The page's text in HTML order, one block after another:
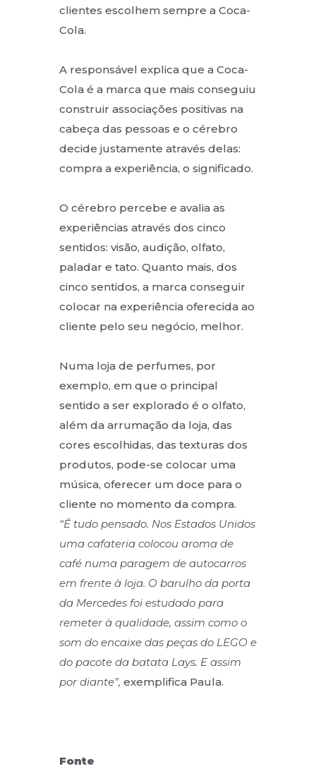
clientes escolhem sempre a Coca-
Cola.
A responsável explica que a Coca-
Cola é a marca que mais conseguiu
construir associações positivas na
cabeça das pessoas e o cérebro
decide justamente através delas:
compra a experiência, o significado.
O cérebro percebe e avalia as
experiências através dos cinco
sentidos: visão, audição, olfato,
paladar e tato. Quanto mais, dos
cinco sentidos, a marca conseguir
colocar na experiência oferecida ao
cliente pelo seu negócio, melhor.
Numa loja de perfumes, por
exemplo, em que o principal
sentido a ser explorado é o olfato,
além da arrumação da loja, das
cores escolhidas, das texturas dos
produtos, pode-se colocar uma
música, oferecer um doce para o
cliente no momento da compra.
“É tudo pensado. Nos Estados Unidos
uma cafateria colocou aroma de
café numa paragem de autocarros
em frente à loja. O barulho da porta
da Mercedes foi estudado para
remeter à qualidade, assim como o
som do encaixe das peças do LEGO e
do pacote da batata Lays. E assim
por diante”, exemplifica Paula.
Fonte